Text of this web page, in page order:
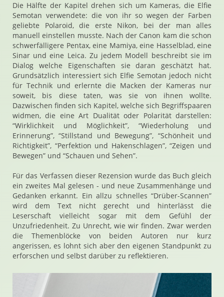
Die Hälfte der Kapitel drehen sich um Kameras, die Elfie
Semotan verwendete: die von ihr so wegen der Farben
geliebte Polaroid, die erste Nikon, bei der man alles
manuell einstellen musste. Nach der Canon kam die schon
schwerfälligere Pentax, eine Mamiya, eine Hasselblad, eine
Sinar und eine Leica. Zu jedem Modell beschreibt sie im
Dialog welche Eigenschaften sie daran geschätzt hat.
Grundsätzlich interessiert sich Elfie Semotan jedoch nicht
für Technik und erlernte die Macken der Kameras nur
soweit, bis diese taten, was sie von ihnen wollte.
Dazwischen finden sich Kapitel, welche sich Begriffspaaren
widmen, die eine Art Dualität oder Polarität darstellen:
“Wirklichkeit und Möglichkeit”, “Wiederholung und
Erinnerung”, “Stillstand und Bewegung”, “Schönheit und
Richtigkeit”, “Perfektion und Hakenschlagen”, “Zeigen und
Bewegen” und “Schauen und Sehen”.
Für das Verfassen dieser Rezension wurde das Buch gleich
ein zweites Mal gelesen - und neue Zusammenhänge und
Gedanken erkannt. Ein allzu schnelles “Drüber-Scannen”
wird dem Text nicht gerecht und hinterlässt die
Leserschaft vielleicht sogar mit dem Gefühl der
Unzufriedenheit. Zu Unrecht, wie wir finden. Zwar werden
die Themenblöcke von beiden Autoren nur kurz
angerissen, es lohnt sich aber den eigenen Standpunkt zu
erforschen und selbst darüber zu reflektieren.